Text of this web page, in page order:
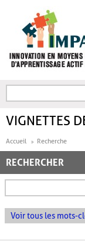
FORMULAIRE DE
VIGNETTES
Accueil Recherche
RECHERCHER
Voir tous les mots-